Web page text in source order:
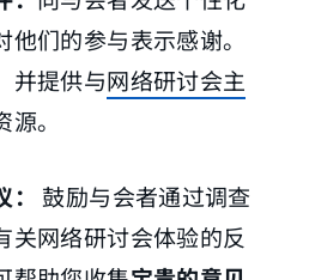
们的参与表示感谢。
并提供与网络研讨会主
。
鼓励与会者通过调查
关网络研讨会体验的反